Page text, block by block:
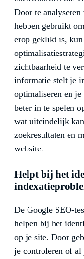
Door te
hebben gebruikt
erop geklikt is,
zichtbaarheid te
informatie stelt je
optimaliseren en je
beter in te spelen
wat uiteindelijk
zoekresultaten en
website.
Helpt bij het
De Google SEO-
helpen bij het
op je site. Door
je controleren of al